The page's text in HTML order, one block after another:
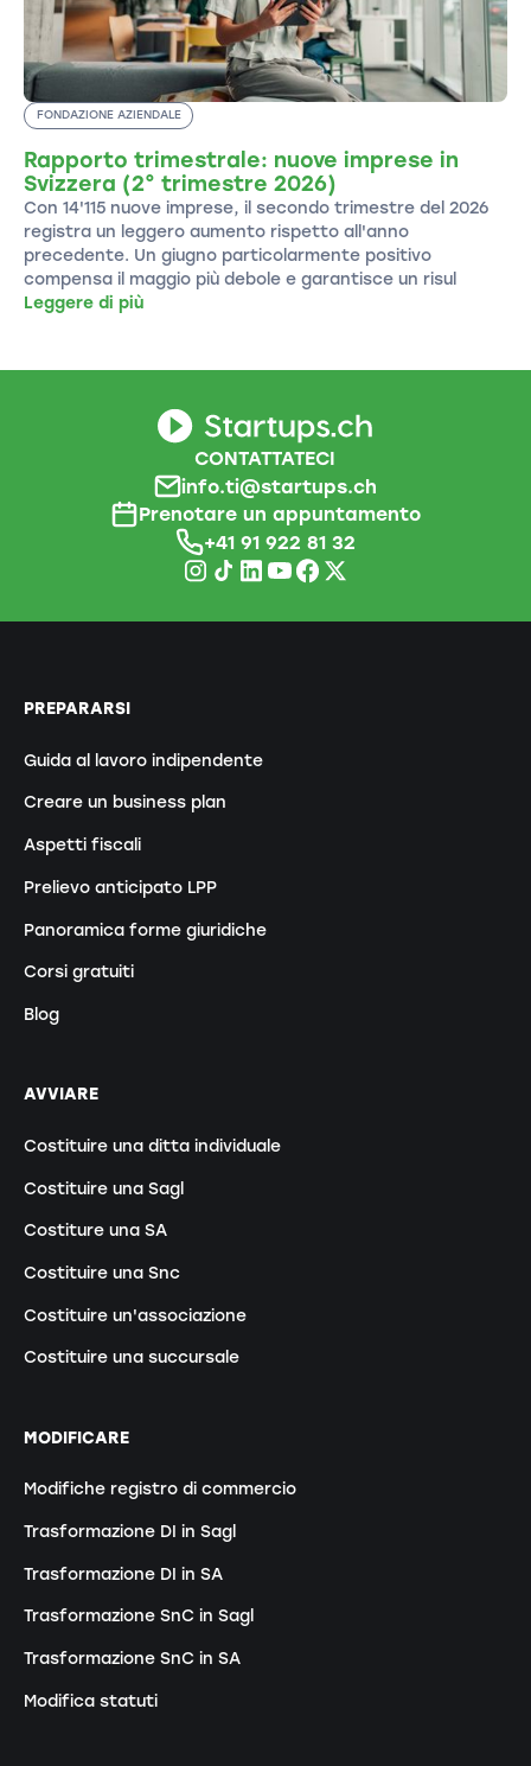
FONDAZIONE AZIENDALE
Rapporto trimestrale: nuove imprese in
Svizzera (2° trimestre 2026)
Con 14'115 nuove imprese, il secondo trimestre del 2026
registra un leggero aumento rispetto all'anno
precedente. Un giugno particolarmente positivo
compensa il maggio più debole e garantisce un risul
Leggere di più
CONTATTATECI
info.ti@startups.ch
Prenotare un appuntamento
+41 91 922 81 32
PREPARARSI
Guida al lavoro indipendente
Creare un business plan
Aspetti fiscali
Prelievo anticipato LPP
Panoramica forme giuridiche
Corsi gratuiti
Blog
AVVIARE
Costituire una ditta individuale
Costituire una Sagl
Costiture una SA
Costituire una Snc
Costituire un'associazione
Costituire una succursale
MODIFICARE
Modifiche registro di commercio
Trasformazione DI in Sagl
Trasformazione DI in SA
Trasformazione SnC in Sagl
Trasformazione SnC in SA
Modifica statuti